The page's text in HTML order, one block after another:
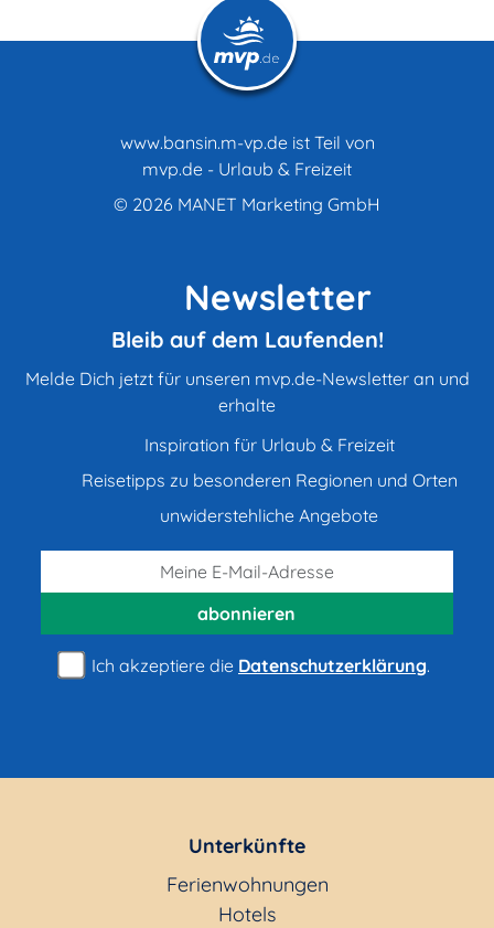
www.bansin.m-vp.de ist Teil von
mvp.de - Urlaub & Freizeit
© 2026 MANET Marketing GmbH
Newsletter
Bleib auf dem Laufenden!
Melde Dich jetzt für unseren mvp.de-Newsletter an und
erhalte
Inspiration für Urlaub & Freizeit
Reisetipps zu besonderen Regionen und Orten
unwiderstehliche Angebote
abonnieren
Ich akzeptiere die Datenschutzerklärung.
Unterkünfte
Ferienwohnungen
Hotels